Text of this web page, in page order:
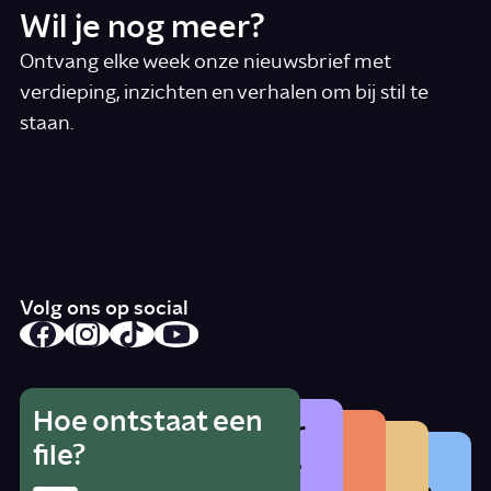
Wil je nog meer?
Ontvang elke week onze nieuwsbrief met
verdieping, inzichten en verhalen om bij stil te
staan.
Volg ons op social
Hoe ontstaat een
file?
Wat is het gevaar
van alcohol als je
radicalisering?Waarom zat er